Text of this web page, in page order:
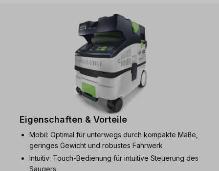
Eigenschaften & Vorteile
Mobil: Optimal für unterwegs durch kompakte Maße,
geringes Gewicht und robustes Fahrwerk
Intuitiv: Touch-Bedienung für intuitive Steuerung des
Saugers